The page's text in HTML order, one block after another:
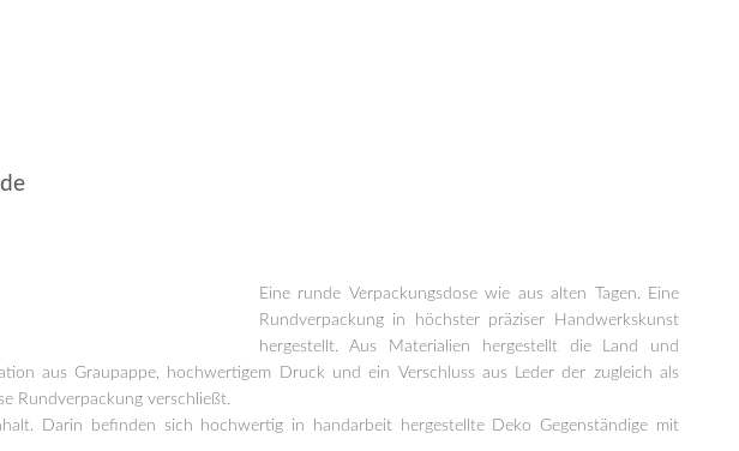
Eine runde Verpackungsdose wie aus alten Tagen. Eine
Rundverpackung in höchster präziser Handwerkskunst
hergestellt. Aus Materialien hergestellt die Land und
aus Graupappe, hochwertigem Druck und ein Verschluss aus Leder der zugleich als
Rundverpackung verschließt.
Darin befinden sich hochwertig in handarbeit hergestellte Deko Gegenständige mit